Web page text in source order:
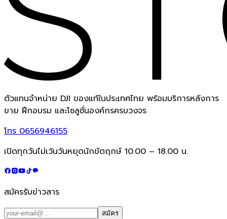
ตัวแทนจำหน่าย DJI ของแท้ในประเทศไทย พร้อมบริการหลังการ
ขาย ฝึกอบรม และโซลูชั่นองค์กรครบวงจร
โทร 0656946155
เปิดทุกวันไม่เว้นวันหยุดนักขัตฤกษ์ 10.00 – 18.00 น.
สมัครรับข่าวสาร
สมัคร